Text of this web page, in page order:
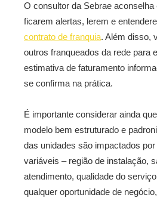
O consultor da Sebrae
ficarem alertas, lerem e
contrato de franquia. Além disso,
outros franqueados da rede para
estimativa de faturamento
se confirma na prática.
É importante considerar ainda
modelo bem estruturado e
das unidades são impactados
variáveis – região de instalação,
atendimento, qualidade do
qualquer oportunidade de